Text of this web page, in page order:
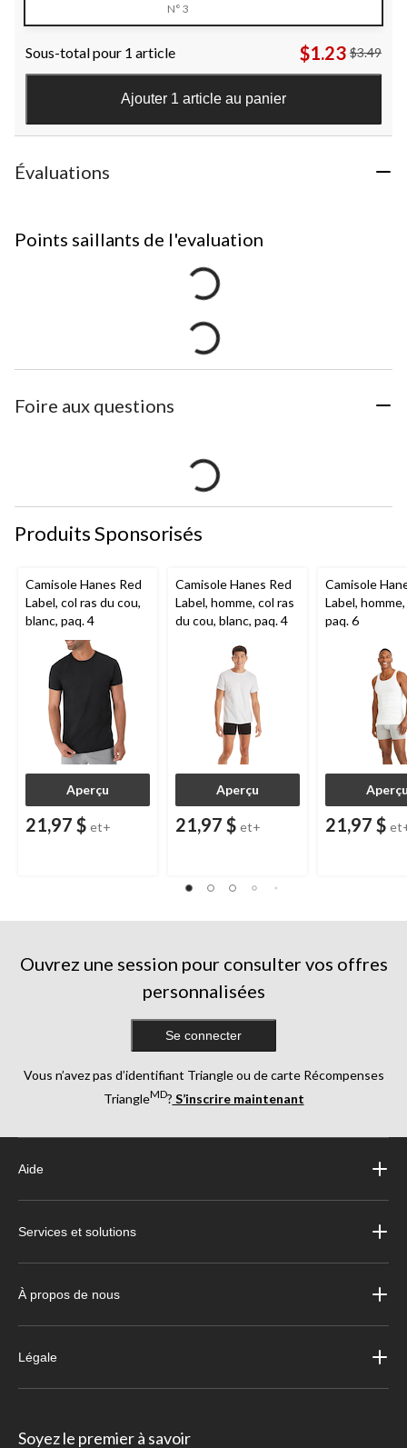
N° 3
Sous-total pour 1 article $1.23 $3.49
Ajouter 1 article au panier
Évaluations
Points saillants de l'evaluation
Foire aux questions
Produits Sponsorisés
Camisole Hanes Red
Label, col ras du cou,
blanc, paq. 4
Aperçu
21,97 $ et+
Camisole Hanes Red
Label, homme, col ras
du cou, blanc, paq. 4
Aperçu
21,97 $ et+
Camisole
Label,
paq. 6
21,97 $
Ouvrez une session pour consulter vos offres
personnalisées
Se connecter
Vous n’avez pas d’identifiant Triangle ou de carte Récompenses
TriangleMD? S’inscrire maintenant
Aide
Services et solutions
À propos de nous
Légale
Soyez le premier à savoir